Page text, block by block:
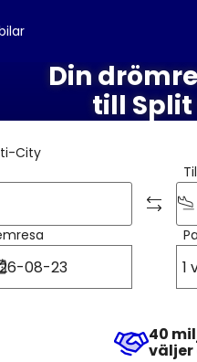
Din
till
City
1
40
väljer